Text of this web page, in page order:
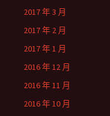
2017 年 3 月
2017 年 2 月
2017 年 1 月
2016 年 12 月
2016 年 11 月
2016 年 10 月